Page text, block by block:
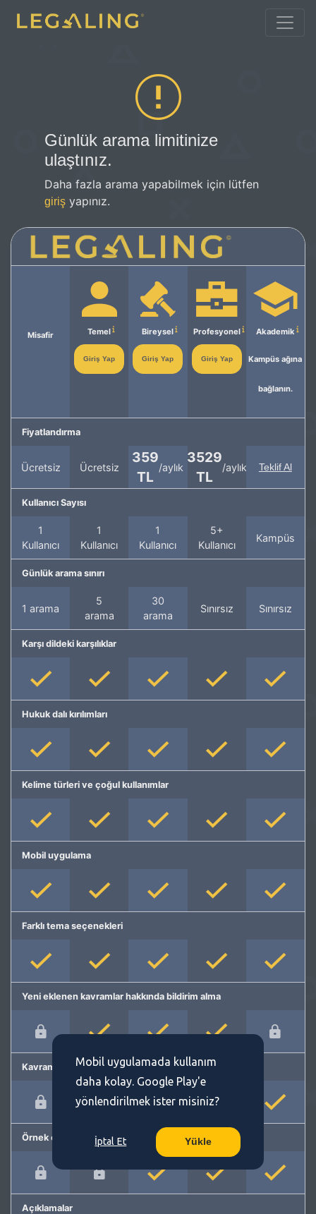
Günlük arama limitinize
ulaştınız.
Daha fazla arama yapabilmek için lütfen
giriş yapınız.
Misafir Temel
Giriş Yap
Bireysel
Giriş Yap
Profesyonel
Giriş Yap
Akademik
Kampüs ağına
bağlanın.
Fiyatlandırma
Ücretsiz Ücretsiz
359
TL
/aylık
3529
TL
/aylık Teklif Al
Kullanıcı Sayısı
1
Kullanıcı
1
Kullanıcı
1
Kullanıcı
5+
Kullanıcı
Kampüs
Günlük arama sınırı
1 arama
5
arama
30
arama
Sınırsız Sınırsız
Karşı dildeki karşılıklar
Hukuk dalı kırılımları
Kelime türleri ve çoğul kullanımlar
Mobil uygulama
Farklı tema seçenekleri
Yeni eklenen kavramlar hakkında bildirim alma
Kavram önerme
Örnek cümleler
Açıklamalar
Mobil uygulamada kullanım
daha kolay. Google Play'e
yönlendirilmek ister misiniz?
İptal Et Yükle